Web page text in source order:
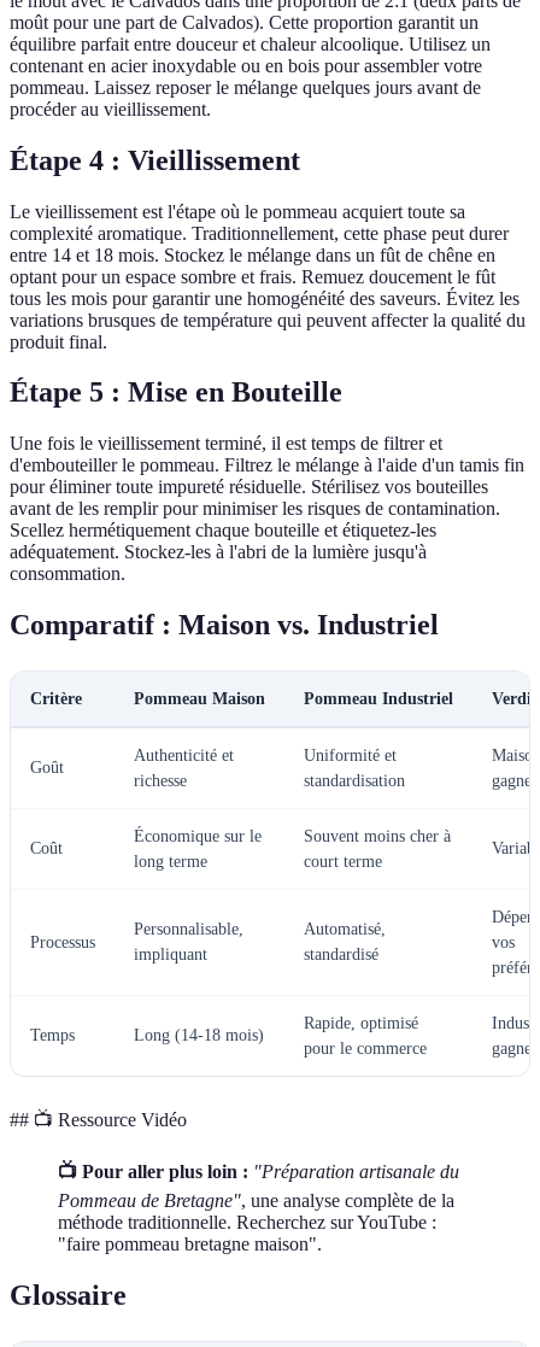
moût pour une part de Calvados). Cette proportion garantit un
équilibre parfait entre douceur et chaleur alcoolique. Utilisez un
contenant en acier inoxydable ou en bois pour assembler votre
pommeau. Laissez reposer le mélange quelques jours avant de
procéder au vieillissement.
Étape 4 : Vieillissement
Le vieillissement est l'étape où le pommeau acquiert toute sa
complexité aromatique. Traditionnellement, cette phase peut durer
entre 14 et 18 mois. Stockez le mélange dans un fût de chêne en
optant pour un espace sombre et frais. Remuez doucement le fût
tous les mois pour garantir une homogénéité des saveurs. Évitez les
variations brusques de température qui peuvent affecter la qualité du
produit final.
Étape 5 : Mise en Bouteille
Une fois le vieillissement terminé, il est temps de filtrer et
d'embouteiller le pommeau. Filtrez le mélange à l'aide d'un tamis fin
pour éliminer toute impureté résiduelle. Stérilisez vos bouteilles
avant de les remplir pour minimiser les risques de contamination.
Scellez hermétiquement chaque bouteille et étiquetez-les
adéquatement. Stockez-les à l'abri de la lumière jusqu'à
consommation.
Comparatif : Maison vs. Industriel
Critère Pommeau Maison Pommeau Industriel
Goût
Authenticité et
richesse
Uniformité et
standardisation
Maison
gagne
Coût
Économique sur le
long terme
Souvent moins cher à
court terme
Processus
Personnalisable,
impliquant
Automatisé,
standardisé
vos
Temps Long (14-18 mois)
Rapide, optimisé
pour le commerce
gagne
## 📺 Ressource Vidéo
📺 Pour aller plus loin : "Préparation artisanale du
Pommeau de Bretagne", une analyse complète de la
méthode traditionnelle. Recherchez sur YouTube :
"faire pommeau bretagne maison".
Glossaire